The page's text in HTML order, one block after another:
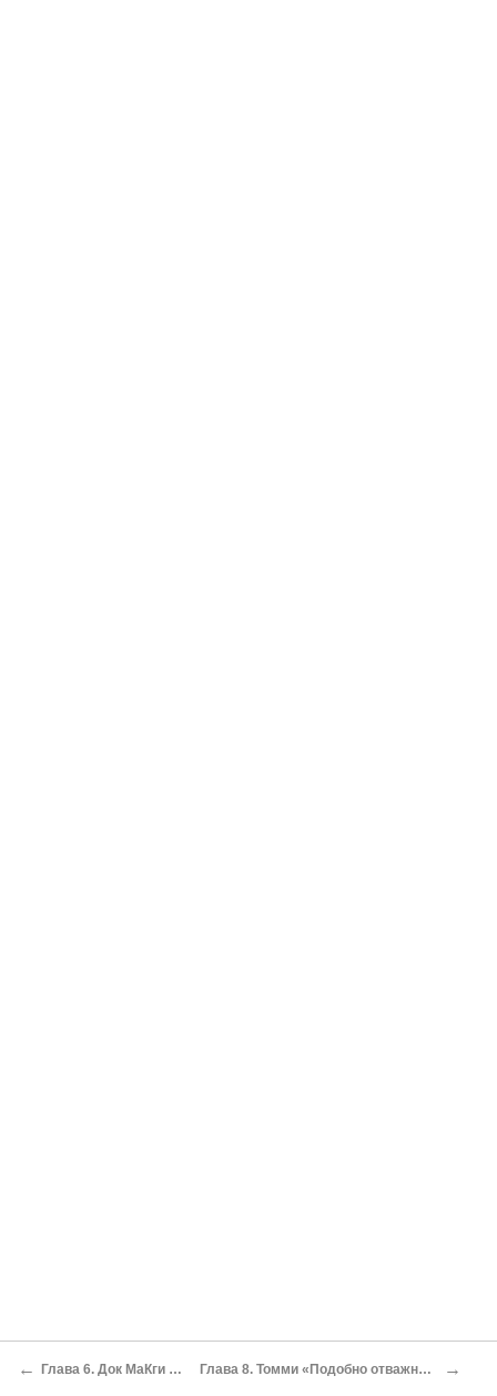
← Глава 6. Док МаКги «Менеджер с горестной радостью говорит “адью” своим неисправимым подопечным» Глава 8. Томми «Подобно отважным улиссам[75] , приплывшим домой с войны, наши герои обнаруживают, что высшие силы условились считать их поропавшими в море» →